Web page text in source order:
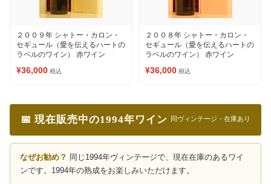
２００９年 シャトー・カロン・
セギュール（愛を伝えるハートの
ラベルのワイン） 赤ワイン
¥36,000 税込
２００８年 シャトー・カロン・
セギュール（愛を伝えるハートの
ラベルのワイン） 赤ワイン
¥36,000 税込
📅 現在販売中の1994年ワイン 同ヴィンテージ・在庫あり
なぜお勧め？ 同じ1994年ヴィンテージで、現在在庫のあるワイ
ンです。1994年の熟成をお楽しみいただけます。